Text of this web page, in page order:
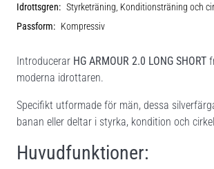
Idrottsgren: Styrketräning, Konditionsträning och
Passform: Kompressiv
Introducerar HG ARMOUR 2.0 LONG SHORT
moderna idrottaren.
Specifikt utformade för män, dessa
banan eller deltar i styrka, kondition och
Huvudfunktioner: